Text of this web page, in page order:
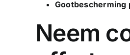
Gootbescherming
Neem